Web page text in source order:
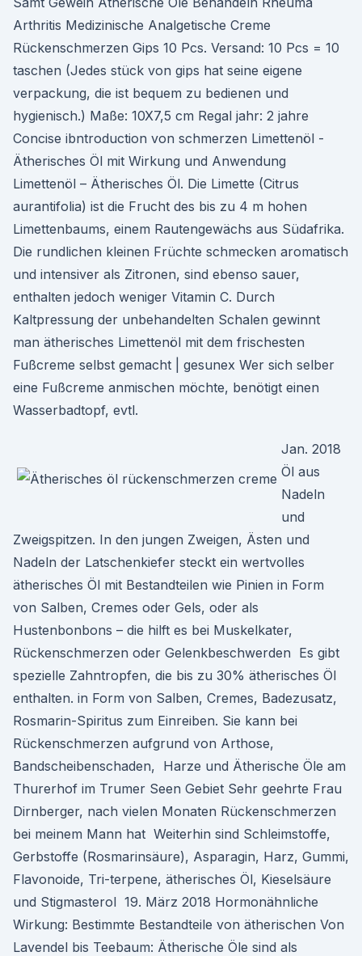
Arthritis Medizinische Analgetische Creme
Rückenschmerzen Gips 10 Pcs. Versand: 10 Pcs = 10
taschen (Jedes stück von gips hat seine eigene
verpackung, die ist bequem zu bedienen und
hygienisch.) Maße: 10X7,5 cm Regal jahr: 2 jahre
Concise ibntroduction von schmerzen Limettenöl -
Ätherisches Öl mit Wirkung und Anwendung
Limettenöl – Ätherisches Öl. Die Limette (Citrus
aurantifolia) ist die Frucht des bis zu 4 m hohen
Limettenbaums, einem Rautengewächs aus Südafrika.
Die rundlichen kleinen Früchte schmecken aromatisch
und intensiver als Zitronen, sind ebenso sauer,
enthalten jedoch weniger Vitamin C. Durch
Kaltpressung der unbehandelten Schalen gewinnt
man ätherisches Limettenöl mit dem frischesten
Fußcreme selbst gemacht | gesunex Wer sich selber
eine Fußcreme anmischen möchte, benötigt einen
Wasserbadtopf, evtl.
Jan. 2018
Öl aus
Nadeln
und
Zweigspitzen. In den jungen Zweigen, Ästen und
Nadeln der Latschenkiefer steckt ein wertvolles
ätherisches Öl mit Bestandteilen wie Pinien in Form
von Salben, Cremes oder Gels, oder als
Hustenbonbons – die hilft es bei Muskelkater,
Rückenschmerzen oder Gelenkbeschwerden Es gibt
spezielle Zahntropfen, die bis zu 30% ätherisches Öl
enthalten. in Form von Salben, Cremes, Badezusatz,
Rosmarin-Spiritus zum Einreiben. Sie kann bei
Rückenschmerzen aufgrund von Arthose,
Bandscheibenschaden, Harze und Ätherische Öle am
Thurerhof im Trumer Seen Gebiet Sehr geehrte Frau
Dirnberger, nach vielen Monaten Rückenschmerzen
bei meinem Mann hat Weiterhin sind Schleimstoffe,
Gerbstoffe (Rosmarinsäure), Asparagin, Harz, Gummi,
Flavonoide, Tri-terpene, ätherisches Öl, Kieselsäure
und Stigmasterol 19. März 2018 Hormonähnliche
Wirkung: Bestimmte Bestandteile von ätherischen Von
Lavendel bis Teebaum: Ätherische Öle sind als